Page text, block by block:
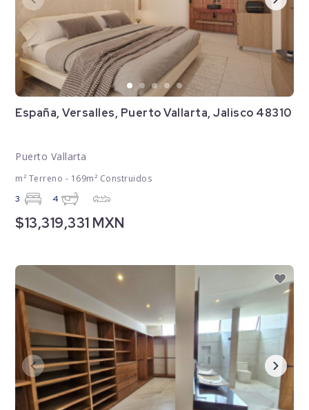
España, Versalles, Puerto Vallarta, Jalisco 48310
Puerto Vallarta
m² Terreno - 169m² Construidos
3 4
$13,319,331 MXN